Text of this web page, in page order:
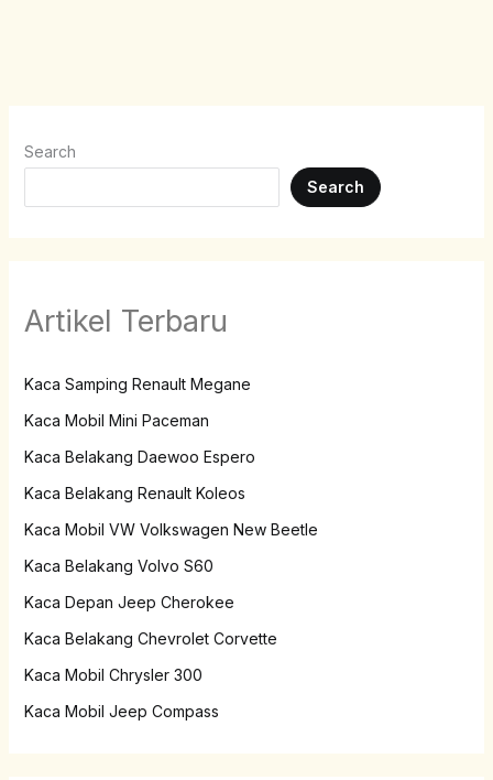
Search
Search
Artikel Terbaru
Kaca Samping Renault Megane
Kaca Mobil Mini Paceman
Kaca Belakang Daewoo Espero
Kaca Belakang Renault Koleos
Kaca Mobil VW Volkswagen New Beetle
Kaca Belakang Volvo S60
Kaca Depan Jeep Cherokee
Kaca Belakang Chevrolet Corvette
Kaca Mobil Chrysler 300
Kaca Mobil Jeep Compass